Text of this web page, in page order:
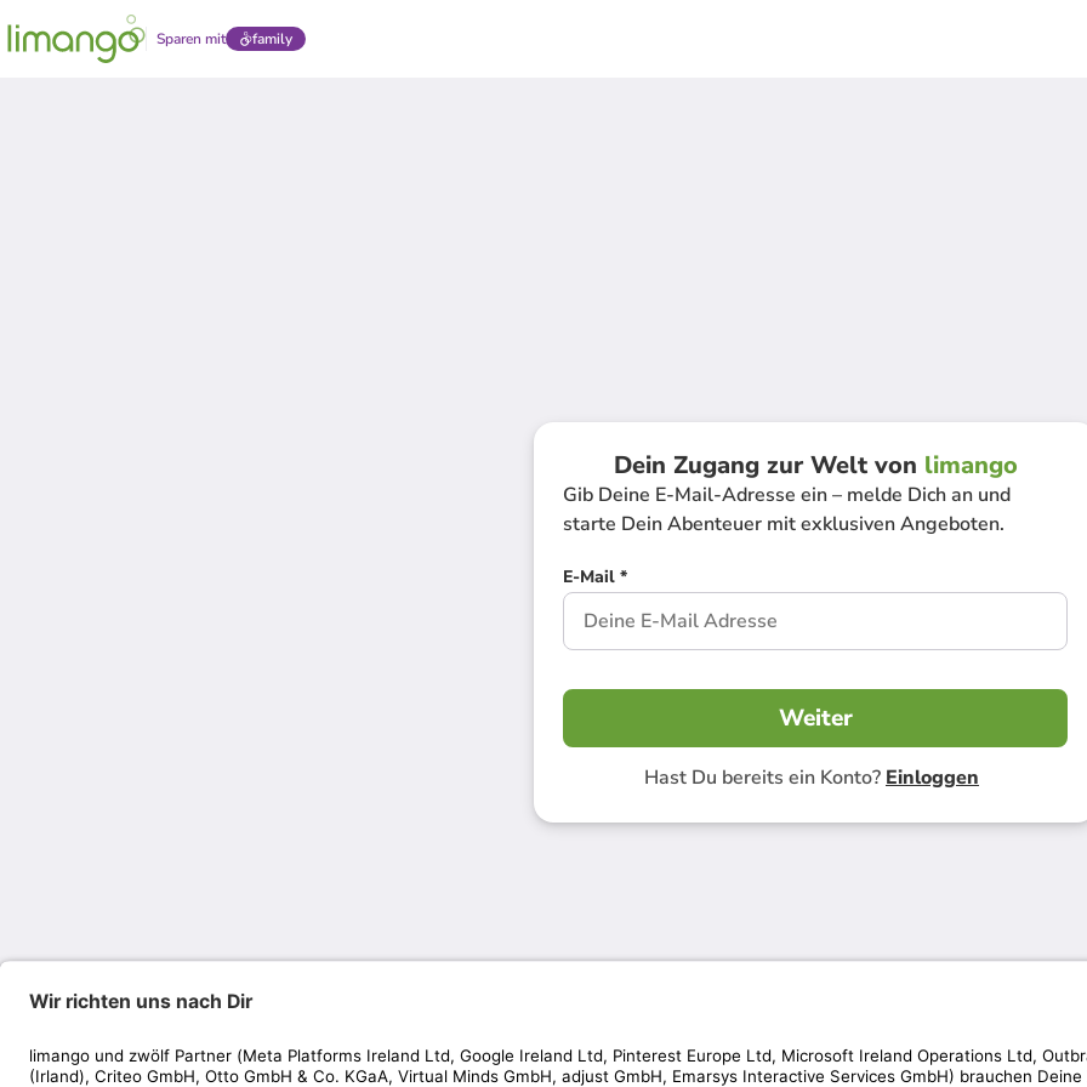
Sparen mit family
Dein Zugang zur Welt von limango
Gib Deine E-Mail-Adresse ein – melde Dich an und
starte Dein Abenteuer mit exklusiven Angeboten.
E-Mail *
Weiter
Hast Du bereits ein Konto? Einloggen